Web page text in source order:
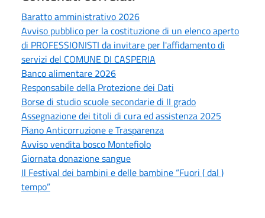
Baratto amministrativo 2026
Avviso pubblico per la costituzione di un elenco aperto
di PROFESSIONISTI da invitare per l'affidamento di
servizi del COMUNE DI CASPERIA
Banco alimentare 2026
Responsabile della Protezione dei Dati
Borse di studio scuole secondarie di II grado
Assegnazione dei titoli di cura ed assistenza 2025
Piano Anticorruzione e Trasparenza
Avviso vendita bosco Montefiolo
Giornata donazione sangue
Il Festival dei bambini e delle bambine “Fuori ( dal )
tempo”